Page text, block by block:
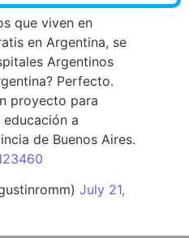
que viven en
en Argentina, se
Argentinos
Perfecto.
proyecto para
a
de Buenos Aires.
July 21,